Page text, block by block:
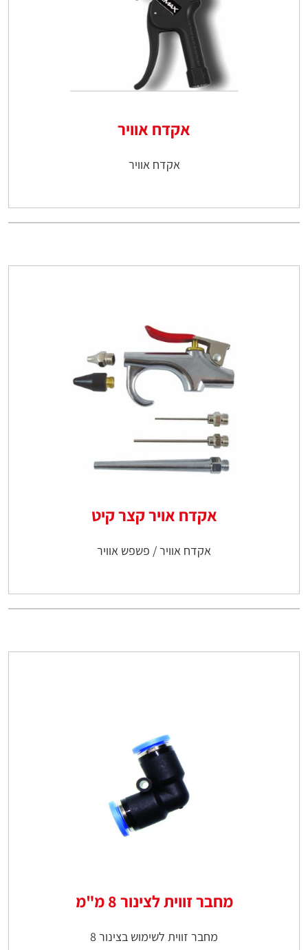
אקדח אוויר
אקדח אוויר
אקדח אויר קצר קיט
אקדח אוויר / פשפש אוויר
מחבר זווית לצינור 8 מ"מ
מחבר זווית לשימוש בצינור 8